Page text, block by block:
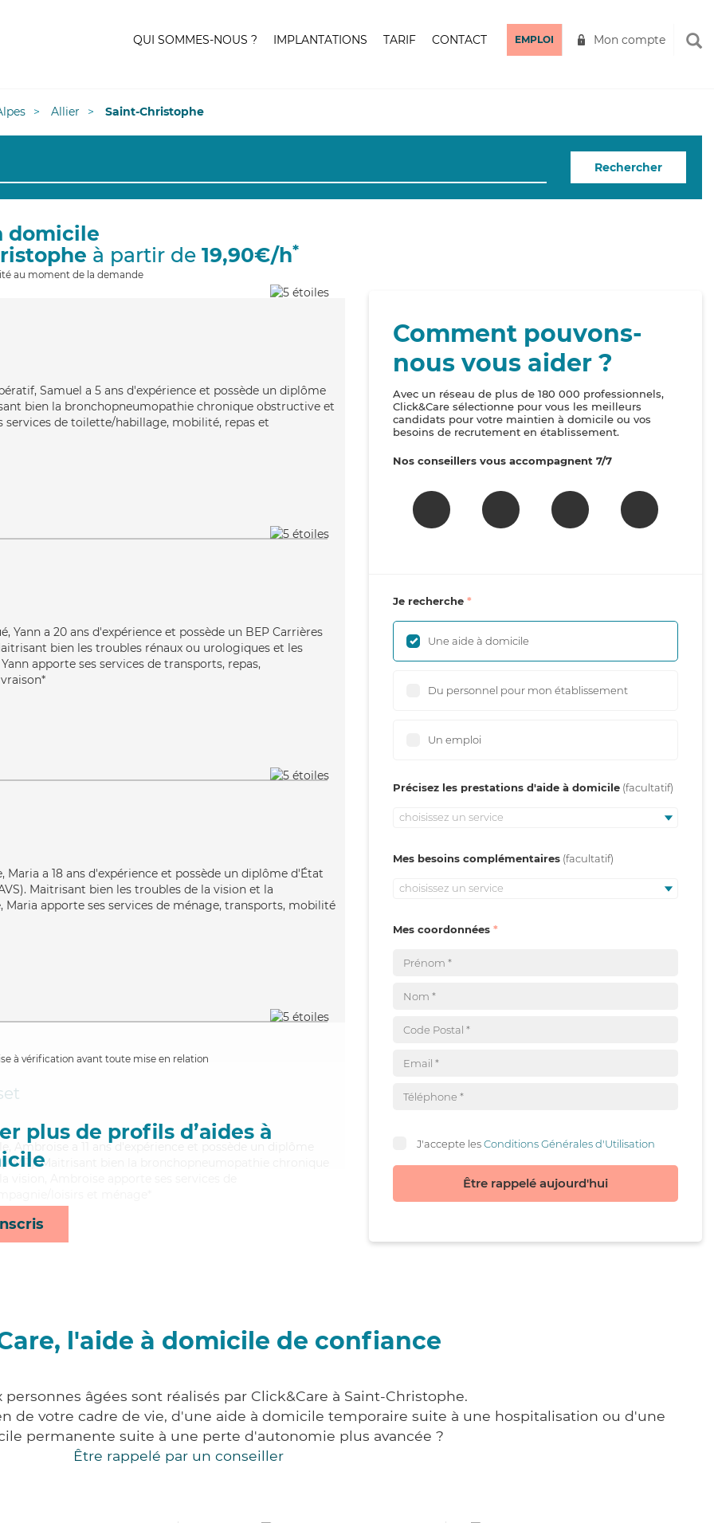
QUI SOMMES-NOUS ? IMPLANTATIONS TARIF CONTACT EMPLOI Mon compte
Allier Saint-Christophe
Rechercher
domicile
à partir de 19,90€/h*
au moment de la demande
Samuel a 5 ans d'expérience et possède un diplôme
bien la bronchopneumopathie chronique obstructive et
services de toilette/habillage, mobilité, repas et
Yann a 20 ans d'expérience et possède un BEP Carrières
bien les troubles rénaux ou urologiques et les
apporte ses services de transports, repas,
Maria a 18 ans d'expérience et possède un diplôme d'État
Maitrisant bien les troubles de la vision et la
Maria apporte ses services de ménage, transports, mobilité
à vérification avant toute mise en relation
plus de profils d’aides à
Ambroise a 11 ans d'expérience et possède un diplôme
Maitrisant bien la bronchopneumopathie chronique
Comment pouvons-
nous vous aider ?
Avec un réseau de plus de 180 000 professionnels,
Click&Care sélectionne pour vous les meilleurs
candidats pour votre maintien à domicile ou vos
besoins de recrutement en établissement.
Nos conseillers vous accompagnent 7/7
Je recherche
Une aide à domicile
Du personnel pour mon établissement
Un emploi
Précisez les prestations d'aide à domicile
choisissez un service
Mes besoins complémentaires
choisissez un service
Mes coordonnées
J'accepte lesConditions Générales d'Utilisation
Être rappelé aujourd'hui
l'aide à domicile de confiance
personnes âgées sont réalisés par Click&Care à Saint-Christophe.
de votre cadre de vie, d'une aide à domicile temporaire suite à une hospitalisation ou d'une
permanente suite à une perte d'autonomie plus avancée ?
Être rappelé par un conseiller